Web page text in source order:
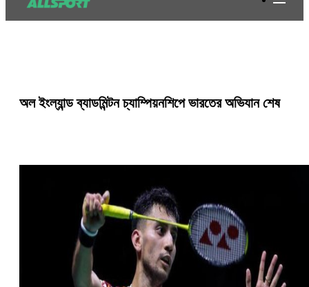
অল ইংল্যান্ড ব্যাডমিন্টন চ্যাম্পিয়নশিপে ভারতের অভিযান শেষ